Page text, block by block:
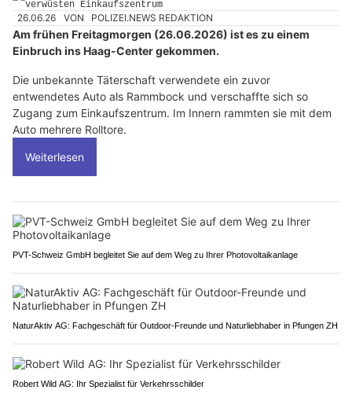
26.06.26 VON POLIZEI.NEWS REDAKTION
Am frühen Freitagmorgen (26.06.2026) ist es zu einem
Einbruch ins Haag-Center gekommen.
Die unbekannte Täterschaft verwendete ein zuvor
entwendetes Auto als Rammbock und verschaffte sich so
Zugang zum Einkaufszentrum. Im Innern rammten sie mit dem
Auto mehrere Rolltore.
Weiterlesen
PVT-Schweiz GmbH begleitet Sie auf dem Weg zu Ihrer Photovoltaikanlage
NaturAktiv AG: Fachgeschäft für Outdoor-Freunde und Naturliebhaber in Pfungen ZH
Robert Wild AG: Ihr Spezialist für Verkehrsschilder